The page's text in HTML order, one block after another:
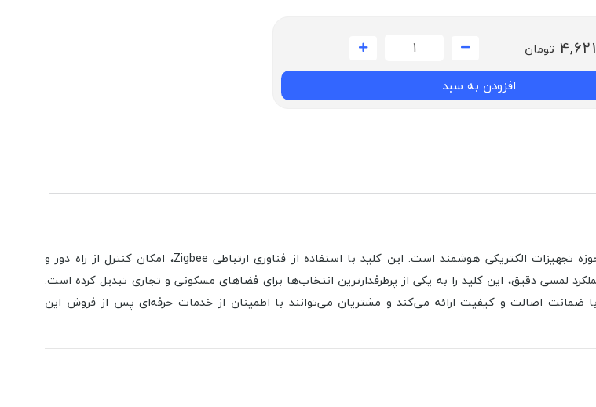
تومان
افزودن به سبد
کلید تک پل سفید لمسی اشنایدر تحت پروتکل Zigbee، یکی از محصولات پیشرفته در حوزه تجهیزات الکتریکی هوشمند است. این کلید با استفاده از فناوری ارتباطی Zigbee، امکان کنترل از راه دور و
لمسی دقیق، این کلید را به یکی از پرطرفدارترین انتخاب‌ها برای فضاهای مسکونی و تجاری تبدیل کرده است.
با ضمانت اصالت و کیفیت ارائه می‌کند و مشتریان می‌توانند با اطمینان از خدمات حرفه‌ای پس از فروش این